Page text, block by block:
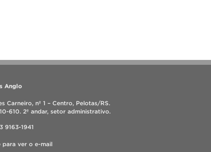
Anglo
Carneiro, nº 1 – Centro, Pelotas/RS.
610. 2º andar, setor administrativo.
9163-1941
para ver o e-mail